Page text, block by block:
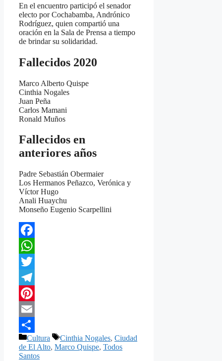
En el encuentro participó el senador
electo por Cochabamba, Andrónico
Rodríguez, quien compartió una
oración en la Sala de Prensa a tiempo
de brindar su solidaridad.
Fallecidos 2020
Marco Alberto Quispe
Cinthia Nogales
Juan Peña
Carlos Mamani
Ronald Muños
Fallecidos en
anteriores años
Padre Sebastián Obermaier
Los Hermanos Peñazco, Verónica y
Víctor Hugo
Anali Huaychu
Monseño Eugenio Scarpellini
Facebook
WhatsApp
Twitter
Telegram
Pinterest
Email
Compartir
Categorías
Cultura Etiquetas
Cinthia Nogales, Ciudad
de El Alto, Marco Quispe, Todos
Santos